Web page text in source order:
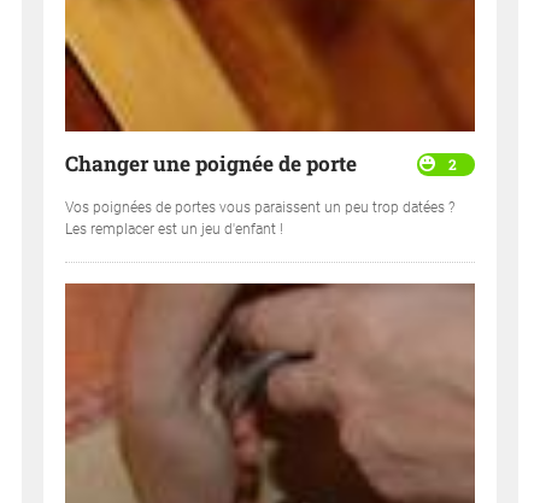
2
Changer une poignée de porte
Vos poignées de portes vous paraissent un peu trop datées ?
Les remplacer est un jeu d'enfant !